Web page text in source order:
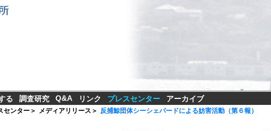
る 調査研究 Q&A リンク プレスセンター アーカイブ
センター ＞ メディアリリース ＞ 反捕鯨団体シーシェパードによる妨害活動（第６報）